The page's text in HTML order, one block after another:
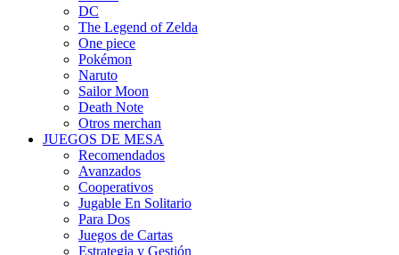
DC
The Legend of Zelda
One piece
Pokémon
Naruto
Sailor Moon
Death Note
Otros merchan
JUEGOS DE MESA
Recomendados
Avanzados
Cooperativos
Jugable En Solitario
Para Dos
Juegos de Cartas
Estrategia y Gestión